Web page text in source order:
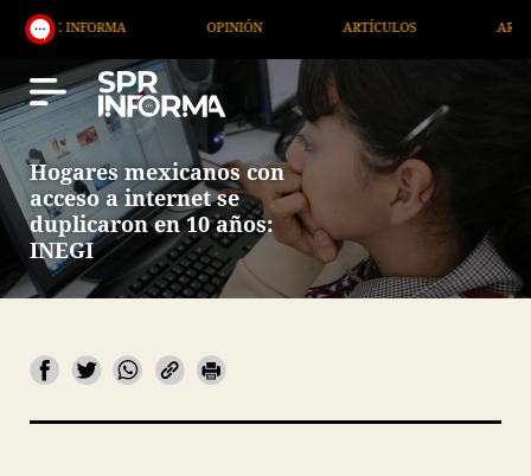
OPINIÓN ARTÍCULOS ARTE /
Hogares mexicanos con
acceso a internet se
duplicaron en 10 años:
INEGI